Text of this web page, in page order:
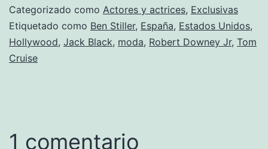
Categorizado como Actores y actrices, Exclusivas
Etiquetado como Ben Stiller, España, Estados Unidos,
Hollywood, Jack Black, moda, Robert Downey Jr, Tom
Cruise
1 comentario